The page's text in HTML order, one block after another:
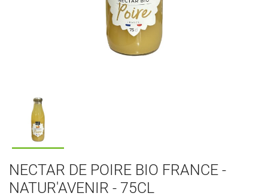
NECTAR DE POIRE BIO FRANCE -
NATUR'AVENIR - 75CL